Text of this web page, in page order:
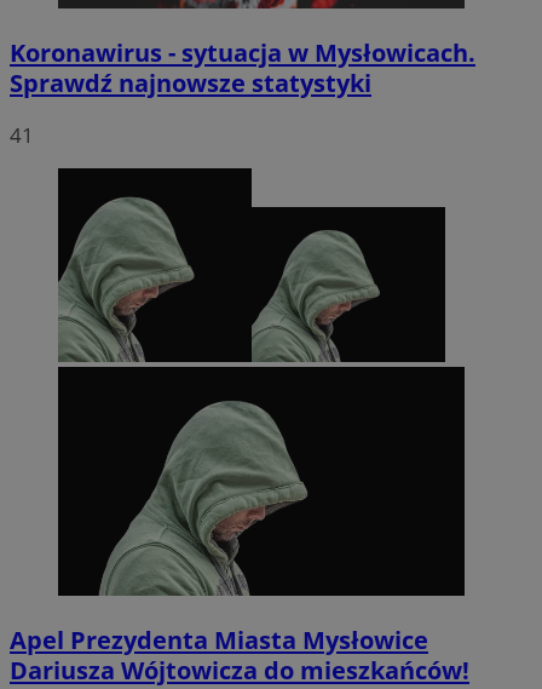
Koronawirus - sytuacja w Mysłowicach.
Sprawdź najnowsze statystyki
41
Apel Prezydenta Miasta Mysłowice
Dariusza Wójtowicza do mieszkańców!